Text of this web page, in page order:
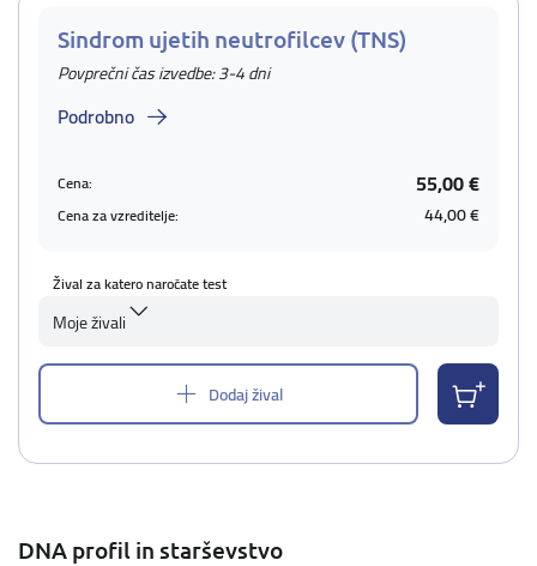
Sindrom ujetih neutrofilcev (TNS)
Povprečni čas izvedbe: 3-4 dni
Podrobno
Cena: 55,00 €
Cena za vzreditelje: 44,00 €
Žival za katero naročate test
Moje živali
Dodaj žival
DNA profil in starševstvo